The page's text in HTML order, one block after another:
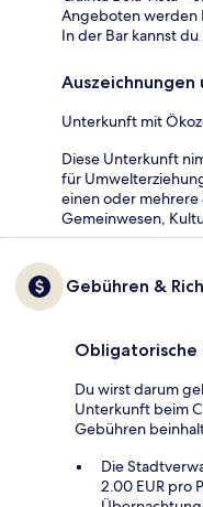
Angeboten werden
In der Bar kannst
Unterkunft mit
Diese Unterkunft
für
einen oder
Gemeinwesen,
Gebühren &
Obligatorische
Du wirst darum
Unterkunft beim
Gebühren
Die
2.00 EUR pro